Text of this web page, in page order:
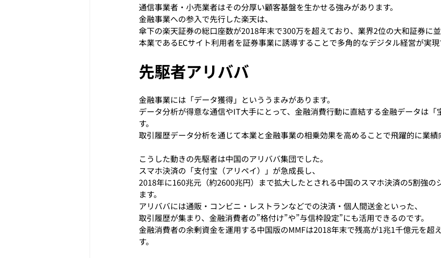
通信事業者・小売業者はその分厚い顧客基盤を生かせる強みがあります。
金融事業への参入で先行した楽天は、
傘下の楽天証券の総口座数が2018年末で300万を超えており、業界2位の大和証券に並
本業であるECサイト利用者を証券事業に誘導することで多角的なデジタル経営が実現
先駆者アリババ
金融事業には「データ獲得」といううまみがあります。
データ分析が得意な通信やIT大手にとって、金融消費行動に直結する金融データは「
す。
取引履歴データ分析を通じて本業と金融事業の相乗効果を高めることで飛躍的に業績
こうした動きの先駆者は中国のアリババ集団でした。
スマホ決済の「支付宝（アリペイ）」が急成長し、
2018年に160兆元（約2600兆円）まで拡大したとされる中国のスマホ決済の5割強の
ます。
アリババには通販・コンビニ・レストランなどでの決済・個人間送金といった、
取引履歴が集まり、金融消費者の”格付け”や”与信枠設定”にも活用できるのです。
金融消費者の余剰資金を運用する中国版のMMFは2018年末で残高が1兆1千億元を超
す。